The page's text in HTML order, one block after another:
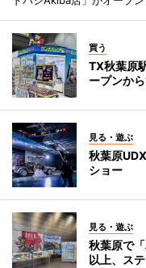
買う
TX秋葉原
ープンか
見る・遊ぶ
秋葉原
ショー
見る・遊ぶ
秋葉原で
以上、ス